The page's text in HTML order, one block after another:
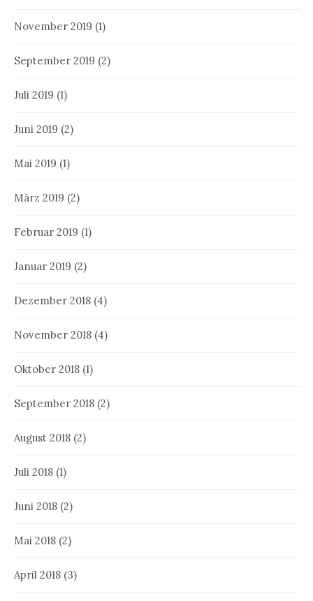
November 2019 (1)
September 2019 (2)
Juli 2019 (1)
Juni 2019 (2)
Mai 2019 (1)
März 2019 (2)
Februar 2019 (1)
Januar 2019 (2)
Dezember 2018 (4)
November 2018 (4)
Oktober 2018 (1)
September 2018 (2)
August 2018 (2)
Juli 2018 (1)
Juni 2018 (2)
Mai 2018 (2)
April 2018 (3)